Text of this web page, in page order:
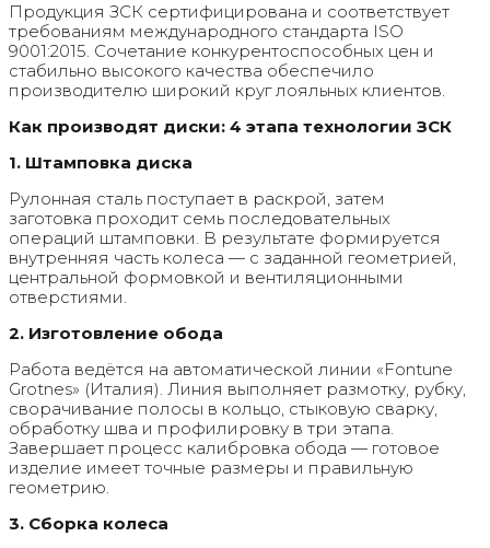
Продукция ЗСК сертифицирована и соответствует
требованиям международного стандарта ISO
9001:2015. Сочетание конкурентоспособных цен и
стабильно высокого качества обеспечило
производителю широкий круг лояльных клиентов.
Как производят диски: 4 этапа технологии ЗСК
1. Штамповка диска
Рулонная сталь поступает в раскрой, затем
заготовка проходит семь последовательных
операций штамповки. В результате формируется
внутренняя часть колеса — с заданной геометрией,
центральной формовкой и вентиляционными
отверстиями.
2. Изготовление обода
Работа ведётся на автоматической линии «Fontune
Grotnes» (Италия). Линия выполняет размотку, рубку,
сворачивание полосы в кольцо, стыковую сварку,
обработку шва и профилировку в три этапа.
Завершает процесс калибровка обода — готовое
изделие имеет точные размеры и правильную
геометрию.
3. Сборка колеса